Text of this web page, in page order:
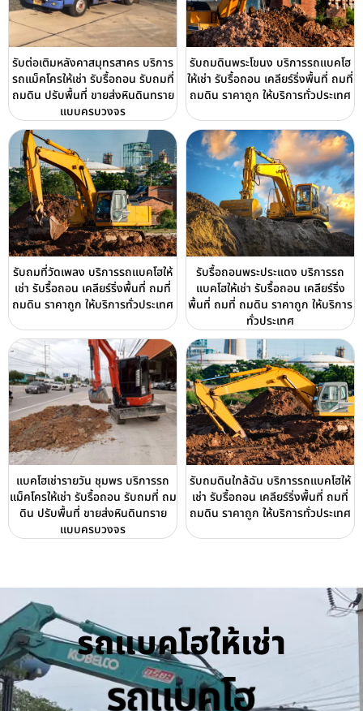
รับต่อเติมหลังคาสมุทรสาคร บริการ
รถแม็คโครให้เช่า รับรื้อถอน รับถมที่
ถมดิน ปรับพื้นที่ ขายส่งหินดินทราย
แบบครบวงจร
รับถมดินพระโขนง บริการรถแบคโฮ
ให้เช่า รับรื้อถอน เคลียร์ริ่งพื้นที่ ถมที่
ถมดิน ราคาถูก ให้บริการทั่วประเทศ
รับถมที่วัดเพลง บริการรถแบคโฮให้
เช่า รับรื้อถอน เคลียร์ริ่งพื้นที่ ถมที่
ถมดิน ราคาถูก ให้บริการทั่วประเทศ
รับรื้อถอนพระประแดง บริการรถ
แบคโฮให้เช่า รับรื้อถอน เคลียร์ริ่ง
พื้นที่ ถมที่ ถมดิน ราคาถูก ให้บริการ
ทั่วประเทศ
แบคโฮเช่ารายวัน ชุมพร บริการรถ
แม็คโครให้เช่า รับรื้อถอน รับถมที่ ถม
ดิน ปรับพื้นที่ ขายส่งหินดินทราย
แบบครบวงจร
รับถมดินใกล้ฉัน บริการรถแบคโฮให้
เช่า รับรื้อถอน เคลียร์ริ่งพื้นที่ ถมที่
ถมดิน ราคาถูก ให้บริการทั่วประเทศ
รถแบคโฮให้เช่า